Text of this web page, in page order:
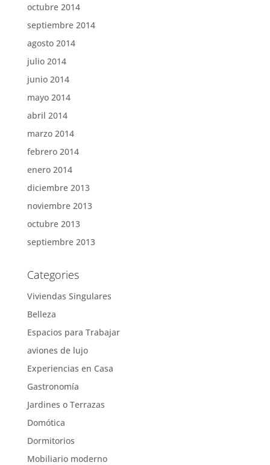
octubre 2014
septiembre 2014
agosto 2014
julio 2014
junio 2014
mayo 2014
abril 2014
marzo 2014
febrero 2014
enero 2014
diciembre 2013
noviembre 2013
octubre 2013
septiembre 2013
Categories
Viviendas Singulares
Belleza
Espacios para Trabajar
aviones de lujo
Experiencias en Casa
Gastronomía
Jardines o Terrazas
Domótica
Dormitorios
Mobiliario moderno